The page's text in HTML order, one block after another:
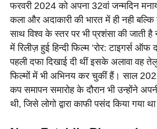
फरवरी 2024 को अपना 32वां जन्मदिन
कला और अदाकारी की भारत में ही नही
साथ विश्व के स्तर पर भी प्रशंसा की जाती है
में रिलीज़ हुई हिन्दी फिल्म ‘रोर: टाइगर्स ऑफ
पहली दफा दिखाई दी थीं इसके अलावा वह
फिल्मों में भी अभिनय कर चुकीं हैं। साल
कप समापन समारोह के दौरान भी उन्होंने
थी, जिसे लोगो द्वारा काफी पसंद किया गया